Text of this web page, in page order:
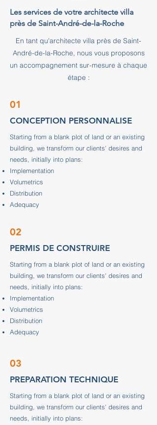
Les services de votre architecte villa
près de Saint-André-de-la-Roche
En tant qu'architecte villa près de Saint-
André-de-la-Roche, nous vous proposons
un accompagnement sur-mesure à chaque
étape :
01
CONCEPTION PERSONNALISE
Starting from a blank plot of land or an existing
building, we transform our clients' desires and
needs, initially into plans:
Implementation
Volumetrics
Distribution
Adequacy
02
PERMIS DE CONSTRUIRE
Starting from a blank plot of land or an existing
building, we transform our clients' desires and
needs, initially into plans:
Implementation
Volumetrics
Distribution
Adequacy
03
PREPARATION TECHNIQUE
Starting from a blank plot of land or an existing
building, we transform our clients' desires and
needs, initially into plans: